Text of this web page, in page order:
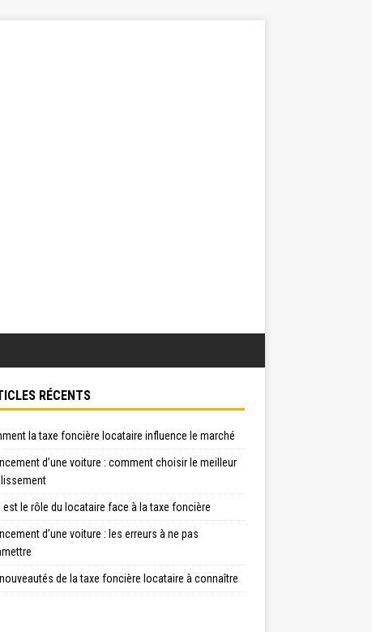
RÉCENTS
la taxe foncière locataire influence le marché
d’une voiture : comment choisir le meilleur
est le rôle du locataire face à la taxe foncière
d’une voiture : les erreurs à ne pas
de la taxe foncière locataire à connaître